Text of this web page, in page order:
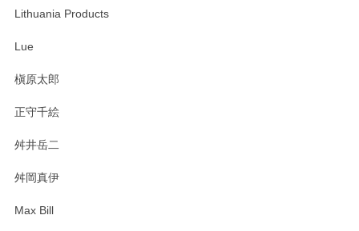
います。無事に届いたようで安心いたしまし
Lithuania Products
Lue
槇原太郎
正守千絵
舛井岳二
舛岡真伊
Max Bill